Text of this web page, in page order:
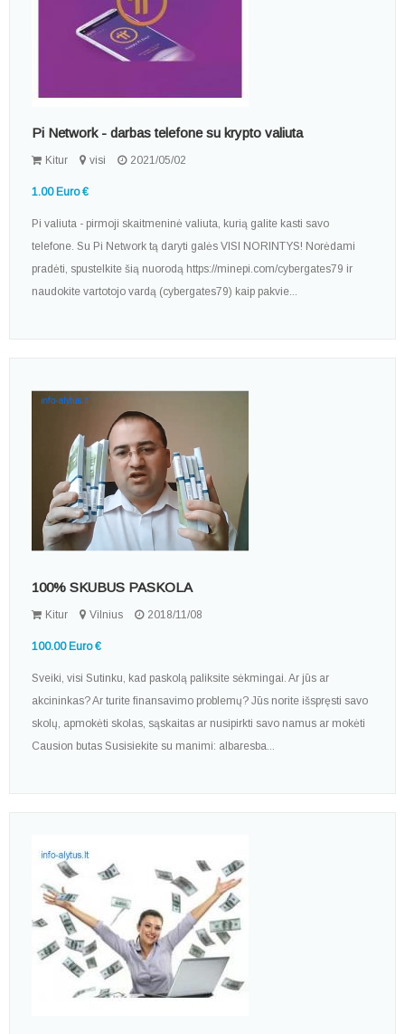
Pi Network - darbas telefone su krypto valiuta
Kitur visi 2021/05/02
1.00 Euro €
Pi valiuta - pirmoji skaitmeninė valiuta, kurią galite kasti savo
telefone. Su Pi Network tą daryti galės VISI NORINTYS! Norėdami
pradėti, spustelkite šią nuorodą https://minepi.com/cybergates79 ir
naudokite vartotojo vardą (cybergates79) kaip pakvie...
100% SKUBUS PASKOLA
Kitur Vilnius 2018/11/08
100.00 Euro €
Sveiki, visi Sutinku, kad paskolą paliksite sėkmingai. Ar jūs ar
akcininkas? Ar turite finansavimo problemų? Jūs norite išspręsti savo
skolų, apmokėti skolas, sąskaitas ar nusipirkti savo namus ar mokėti
Causion butas Susisiekite su manimi: albaresba...